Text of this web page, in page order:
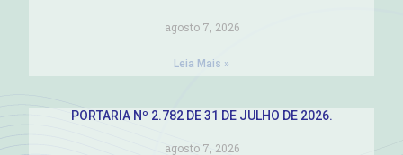
agosto 7, 2026
Leia Mais »
PORTARIA Nº 2.782 DE 31 DE JULHO DE 2026.
agosto 7, 2026